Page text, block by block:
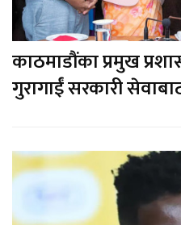
काठमाडौंका प्रमुख
गुरागाईं सरकारी